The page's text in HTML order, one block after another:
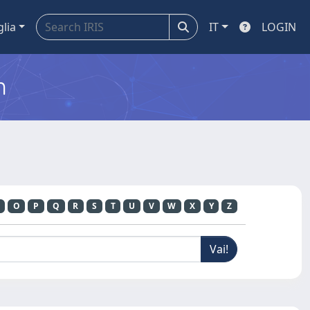
IT LOGIN
O P Q R S T U V W X Y Z